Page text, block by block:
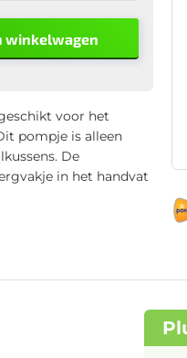
winkelwagen
voor het
pompje is alleen
De
in het handvat